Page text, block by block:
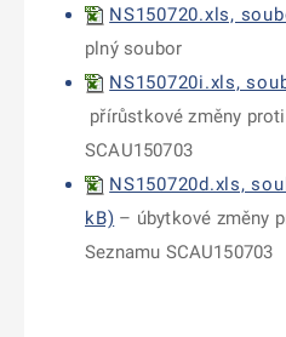
NS150720.xls,
plný soubor
NS150720i.xls,
přírůstkové změny
SCAU150703
NS150720d.xls,
kB) – úbytkové změny
Seznamu SCAU150703